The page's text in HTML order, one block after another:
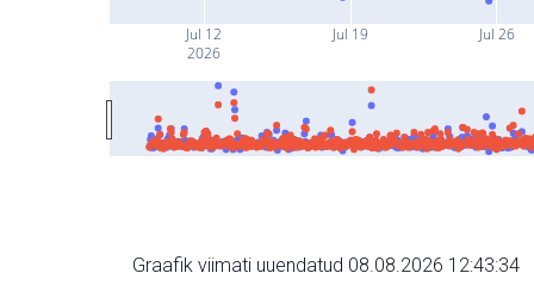
Jul 12
2026
Jul 19 Jul 26
Graafik viimati uuendatud 08.08.2026 12:43:34